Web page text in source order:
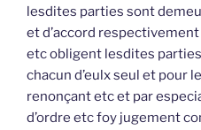
lesdites parties sont
et d’accord
etc obligent lesdites
chacun d’eulx seul et pour
renonçant etc et par
d’ordre etc foy jugement